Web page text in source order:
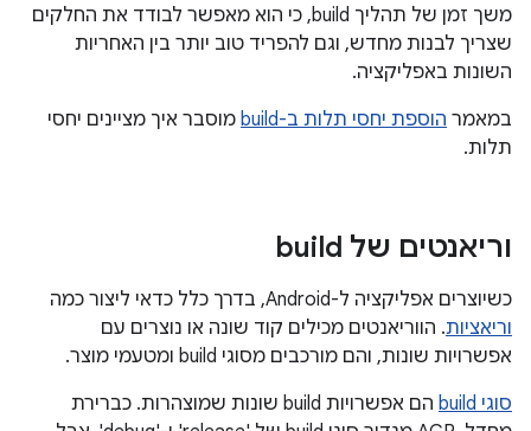
משך זמן של תהליך build, כי הוא מאפשר לבודד את החלקים
שצריך לבנות מחדש, וגם להפריד טוב יותר בין האחריות
השונות באפליקציה.
במאמר הוספת יחסי תלות ב-build
מוסבר איך מציינים יחסי
תלות.
וריאנטים של build
כשיוצרים אפליקציה ל-Android, בדרך כלל כדאי ליצור כמה
וריאציות. הווריאנטים מכילים קוד שונה או נוצרים עם
אפשרויות שונות, והם מורכבים מסוגי build ומטעמי מוצר.
סוגי build
הם אפשרויות build שונות שמוצהרות. כברירת